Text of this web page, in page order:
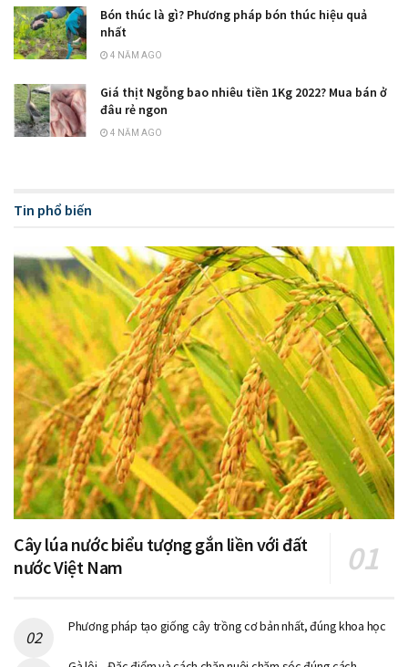
Bón thúc là gì? Phương pháp bón thúc hiệu quả
nhất
4 NĂM AGO
Giá thịt Ngỗng bao nhiêu tiền 1Kg 2022? Mua bán ở
đâu rẻ ngon
4 NĂM AGO
Tin phổ biến
Cây lúa nước biểu tượng gắn liền với đất
nước Việt Nam
Phương pháp tạo giống cây trồng cơ bản nhất, đúng khoa học